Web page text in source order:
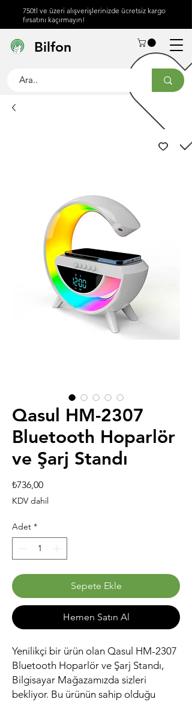
750tl ve üzeri alışverişlerinizde ücretsiz kargo
fırsatını kaçırmayın!
İletişim
Bilfon
Qasul HM-2307
Bluetooth Hoparlör
ve Şarj Standı
₺736,00Fiyat
KDV dahil
Adet *
Sepete Ekle
Hemen Satın Al
Yenilikçi bir ürün olan Qasul HM-2307
Bluetooth Hoparlör ve Şarj Standı,
Bilgisayar Mağazamızda sizleri
bekliyor. Bu ürünün sahip olduğu